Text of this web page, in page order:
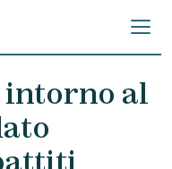
intorno al